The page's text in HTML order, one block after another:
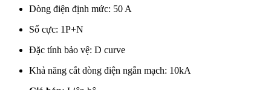
Dòng điện định mức: 50 A
Số cực: 1P+N
Đặc tính bảo vệ: D curve
Khả năng cắt dòng điện ngắn mạch: 10kA